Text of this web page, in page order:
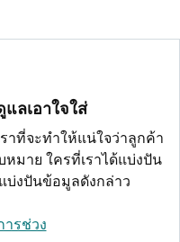
ลเอาใจใส่
าที่จะทำให้แน่ใจว่าลูกค้า
หมาย ใครที่เราได้แบ่งปัน
บ่งปันข้อมูลดังกล่าว
ารช่วง